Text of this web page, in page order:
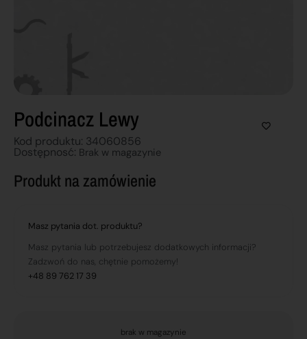
Podcinacz Lewy
Kod produktu: 34060856
Dostępnosć: Brak w magazynie
Produkt na zamówienie
Masz pytania dot. produktu?
Masz pytania lub potrzebujesz dodatkowych informacji?
Zadzwoń do nas, chętnie pomożemy!
+48 89 762 17 39
brak w magazynie